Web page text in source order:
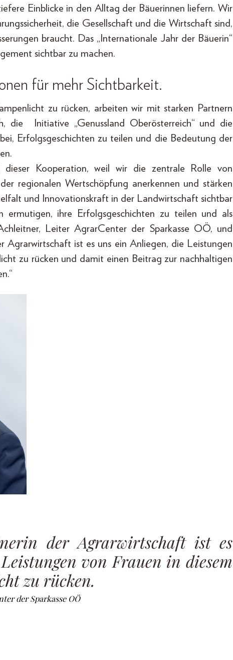
Einblicke in den Alltag der Bäuerinnen liefern. Wir
die Gesellschaft und die Wirtschaft sind,
braucht. Das „Internationale Jahr der Bäuerin“
sichtbar zu machen.
für mehr Sichtbarkeit.
zu rücken, arbeiten wir mit starken Partnern
die Initiative „Genussland Oberösterreich“ und die
Erfolgsgeschichten zu teilen und die Bedeutung der
Kooperation, weil wir die zentrale Rolle von
regionalen Wertschöpfung anerkennen und stärken
und Innovationskraft in der Landwirtschaft sichtbar
ermutigen, ihre Erfolgsgeschichten zu teilen und als
Leiter AgrarCenter der Sparkasse OÖ, und
Agrarwirtschaft ist es uns ein Anliegen, die Leistungen
zu rücken und damit einen Beitrag zur nachhaltigen
der Agrarwirtschaft ist es
von Frauen in diesem
zu rücken.
der Sparkasse OÖ